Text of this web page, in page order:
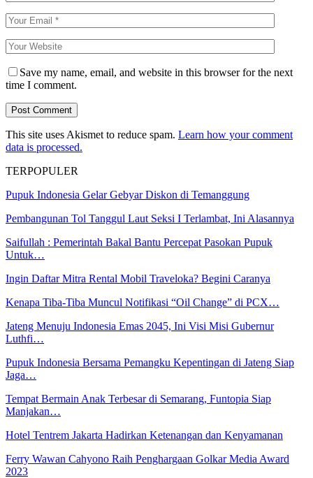
Save my name, email, and website in this browser for the next
time I comment.
This site uses Akismet to reduce spam. Learn how your comment
data is processed.
TERPOPULER
Pupuk Indonesia Gelar Gebyar Diskon di Temanggung
Pembangunan Tol Tanggul Laut Seksi I Terlambat, Ini Alasannya
Saifullah : Pemerintah Bakal Bantu Percepat Pasokan Pupuk
Untuk…
Ingin Daftar Mitra Rental Mobil Traveloka? Begini Caranya
Kenapa Tiba-Tiba Muncul Notifikasi “Oil Change” di PCX…
Jateng Menuju Indonesia Emas 2045, Ini Visi Misi Gubernur
Luthfi…
Pupuk Indonesia Bersama Pemangku Kepentingan di Jateng Siap
Jaga…
Tempat Bermain Anak Terbesar di Semarang, Funtopia Siap
Manjakan…
Hotel Tentrem Jakarta Hadirkan Ketenangan dan Kenyamanan
Ferry Wawan Cahyono Raih Penghargaan Golkar Media Award
2023